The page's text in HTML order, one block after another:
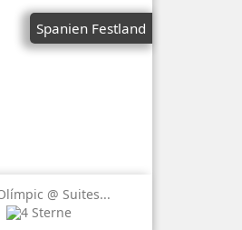
Spanien Festland
@ Suites...